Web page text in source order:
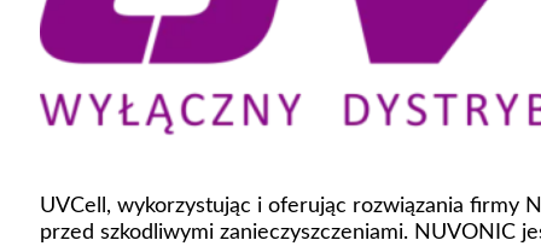
UVCell, wykorzystując i oferując rozwiązania firmy
przed szkodliwymi zanieczyszczeniami. NUVONIC